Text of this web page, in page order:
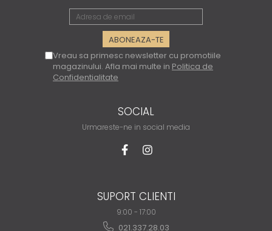
Vreau sa primesc newsletter cu promotiile
magazinului. Afla mai multe in Politica de
Confidentialitate
SOCIAL
Urmareste-ne in social media
SUPORT CLIENTI
9:00 - 17:00
021.337.28.03